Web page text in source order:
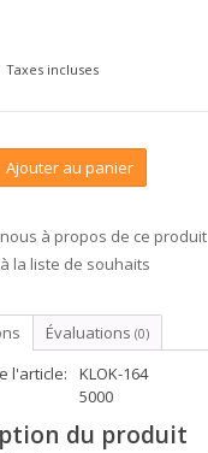
Taxes incluses
Ajouter au panier
à propos de ce produit
la liste de souhaits
Évaluations (0)
l'article:
KLOK-164
5000
du produit